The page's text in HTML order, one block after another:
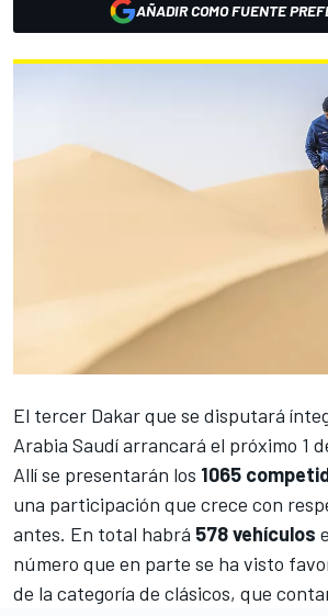
AÑADIR COMO FUENTE
El tercer Dakar que se disputará
Arabia Saudí arrancará el próximo 1
Allí se presentarán los 1065
una participación que crece con
antes. En total habrá 578 vehículos
número que en parte se ha visto
de la categoría de clásicos, que